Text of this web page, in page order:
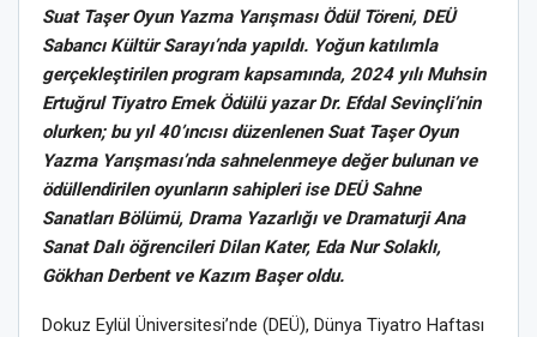
Suat Taşer Oyun Yazma Yarışması Ödül Töreni, DEÜ
Sabancı Kültür Sarayı’nda yapıldı. Yoğun katılımla
gerçekleştirilen program kapsamında, 2024 yılı Muhsin
Ertuğrul Tiyatro Emek Ödülü yazar Dr. Efdal Sevinçli’nin
olurken; bu yıl 40’ıncısı düzenlenen Suat Taşer Oyun
Yazma Yarışması’nda sahnelenmeye değer bulunan ve
ödüllendirilen oyunların sahipleri ise DEÜ Sahne
Sanatları Bölümü, Drama Yazarlığı ve Dramaturji Ana
Sanat Dalı öğrencileri Dilan Kater, Eda Nur Solaklı,
Gökhan Derbent ve Kazım Başer oldu.
Dokuz Eylül Üniversitesi’nde (DEÜ), Dünya Tiyatro Haftası